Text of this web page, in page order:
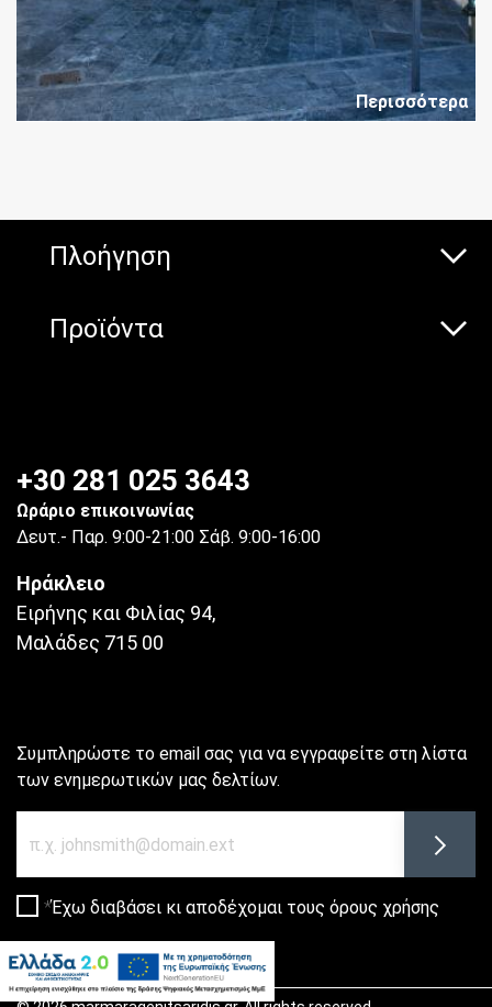
Περισσότερα
Πλοήγηση
Προϊόντα
+30 281 025 3643
Ωράριο επικοινωνίας
Δευτ.- Παρ. 9:00-21:00 Σάβ. 9:00-16:00
Ηράκλειο
Ειρήνης και Φιλίας 94,
Μαλάδες 715 00
Συμπληρώστε το email σας για να εγγραφείτε στη λίστα
των ενημερωτικών μας δελτίων.
Έχω διαβάσει κι αποδέχομαι τους όρους χρήσης